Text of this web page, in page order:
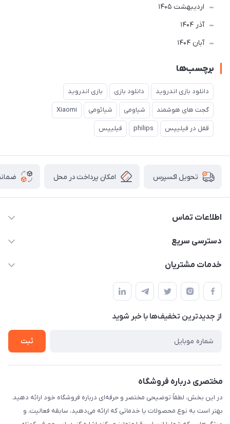
ارديبهشت 1405
آذر 1404
آبان 1404
برچسب‌ها
دانلود بازی اندروید دانلود بازی بازی اندروید
گجت های هوشمند شیاومی شیائومی Xiaomi
قفل در فیلیپس philips فیلیپس
تحویل اکسپرس امکان پرداخت در محل
اطلاعات تماس
09170030302
تجاری بین الحرمین - طبقه همکف - پلاک 99a
دسترسی سریع
حساب کاربری
لیست محصولات
درباره ما
خدمات مشتریان
قوانین و مقررات
حریم خصوصی
راهنما
از جدید‌ترین تخفیف‌ها با‌ خبر شوید
ثبت
مختصری درباره فروشگاه
در این بخش، لطفاً توضیحی مختصر و حرفه‌ای درباره فروشگاه خود ارائه دهید.
بهتر است به نوع محصولات یا خدماتی که ارائه می‌دهید، سابقه فعالیت، و